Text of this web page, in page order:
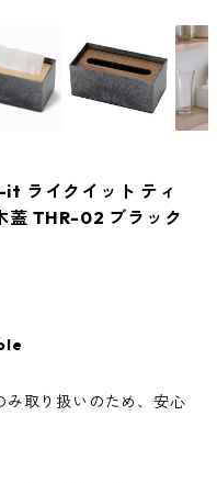
ライクイット ティ
蓋 THR-02 ブラック
み取り扱いのため、安心